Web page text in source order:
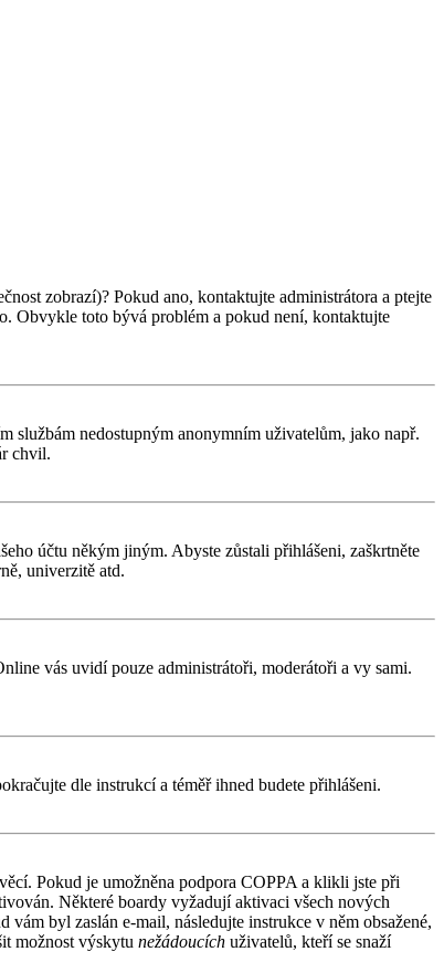
zobrazí)? Pokud ano, kontaktujte administrátora a ptejte
Obvykle toto bývá problém a pokud není, kontaktujte
službám nedostupným anonymním uživatelům, jako např.
chvil.
účtu někým jiným. Abyste zůstali přihlášeni, zaškrtněte
univerzitě atd.
vás uvidí pouze administrátoři, moderátoři a vy sami.
dle instrukcí a téměř ihned budete přihlášeni.
Pokud je umožněna podpora COPPA a klikli jste při
Některé boardy vyžadují aktivaci všech nových
byl zaslán e-mail, následujte instrukce v něm obsažené,
možnost výskytu nežádoucích uživatelů, kteří se snaží